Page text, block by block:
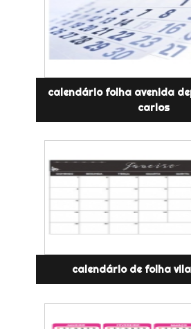
calendário folha avenida
carlos
calendário de folha